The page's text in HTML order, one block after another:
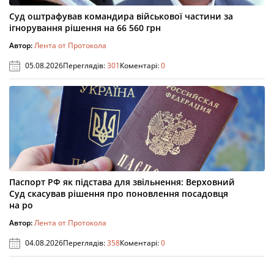
Суд оштрафував командира військової частини за
ігнорування рішення на 66 560 грн
Автор:Лента от Протокола
05.08.2026Переглядів:301Коментарі:0
Паспорт РФ як підстава для звільнення: Верховний
Суд скасував рішення про поновлення посадовця
на ро
Автор:Лента от Протокола
04.08.2026Переглядів:358Коментарі:0